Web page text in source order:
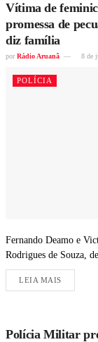
Vítima de
promessa de
diz família
por Rádio Aruanã 8 de
POLÍCIA
Fernando Deamo e
Rodrigues de Souza,
LEIA MAIS
Polícia Militar